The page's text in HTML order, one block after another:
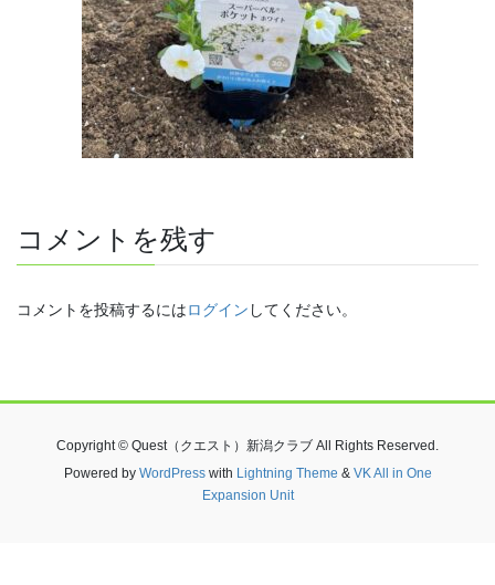
コメントを残す
コメントを投稿するにはログイン してください。
Copyright © Quest（クエスト）新潟クラブ All Rights Reserved.
Powered by WordPresswith Lightning Theme & VK All in One
Expansion Unit